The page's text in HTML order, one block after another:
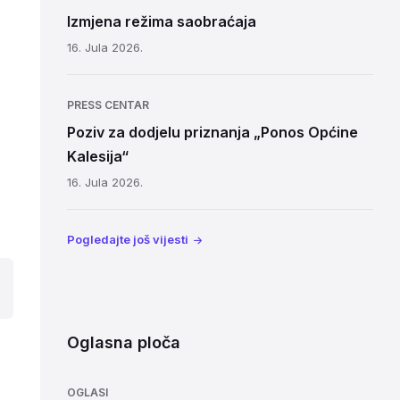
Izmjena režima saobraćaja
16. Jula 2026.
PRESS CENTAR
Poziv za dodjelu priznanja „Ponos Općine
Kalesija“
16. Jula 2026.
Pogledajte još vijesti
Oglasna ploča
OGLASI